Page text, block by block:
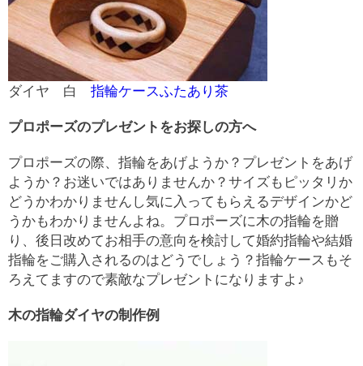
ダイヤ 白 指輪ケースふたあり茶
プロポーズのプレゼントをお探しの方へ
プロポーズの際、指輪をあげようか？プレゼントをあげ
ようか？お迷いではありませんか？サイズもピッタリか
どうかわかりませんし気に入ってもらえるデザインかど
うかもわかりませんよね。プロポーズに木の指輪を贈
り、後日改めてお相手の意向を検討して婚約指輪や結婚
指輪をご購入されるのはどうでしょう？指輪ケースもそ
ろえてますので素敵なプレゼントになりますよ♪
木の指輪ダイヤの制作例